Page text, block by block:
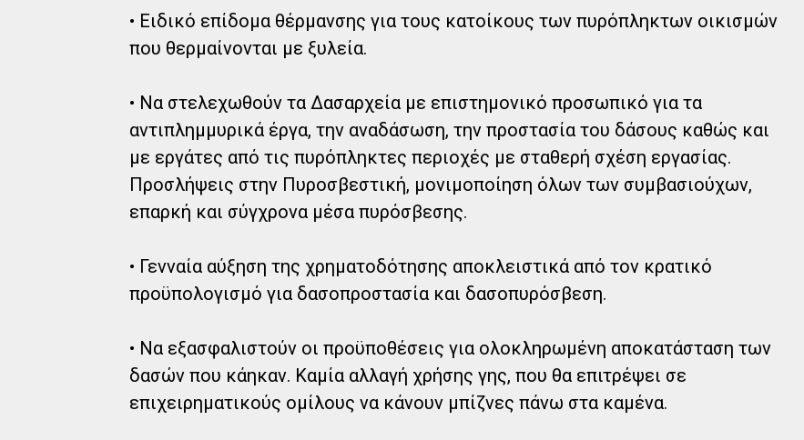
• Ειδικό επίδομα θέρμανσης για τους κατοίκους των πυρόπληκτων οικισμών
που θερμαίνονται με ξυλεία.
• Να στελεχωθούν τα Δασαρχεία με επιστημονικό προσωπικό για τα
αντιπλημμυρικά έργα, την αναδάσωση, την προστασία του δάσους καθώς και
με εργάτες από τις πυρόπληκτες περιοχές με σταθερή σχέση εργασίας.
Προσλήψεις στην Πυροσβεστική, μονιμοποίηση όλων των συμβασιούχων,
επαρκή και σύγχρονα μέσα πυρόσβεσης.
• Γενναία αύξηση της χρηματοδότησης αποκλειστικά από τον κρατικό
προϋπολογισμό για δασοπροστασία και δασοπυρόσβεση.
• Να εξασφαλιστούν οι προϋποθέσεις για ολοκληρωμένη αποκατάσταση των
δασών που κάηκαν. Καμία αλλαγή χρήσης γης, που θα επιτρέψει σε
επιχειρηματικούς ομίλους να κάνουν μπίζνες πάνω στα καμένα.